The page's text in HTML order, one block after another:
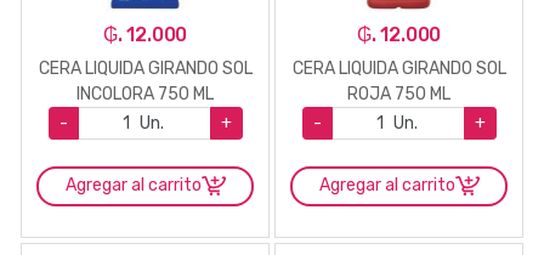
₲. 12.000
CERA LIQUIDA GIRANDO SOL
INCOLORA 750 ML
-
Un. +
Agregar al carrito
₲. 12.000
CERA LIQUIDA GIRANDO SOL
ROJA 750 ML
-
Un. +
Agregar al carrito